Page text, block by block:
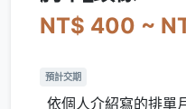
NT$ 400 ~
預計交期
依個人介紹寫的排單